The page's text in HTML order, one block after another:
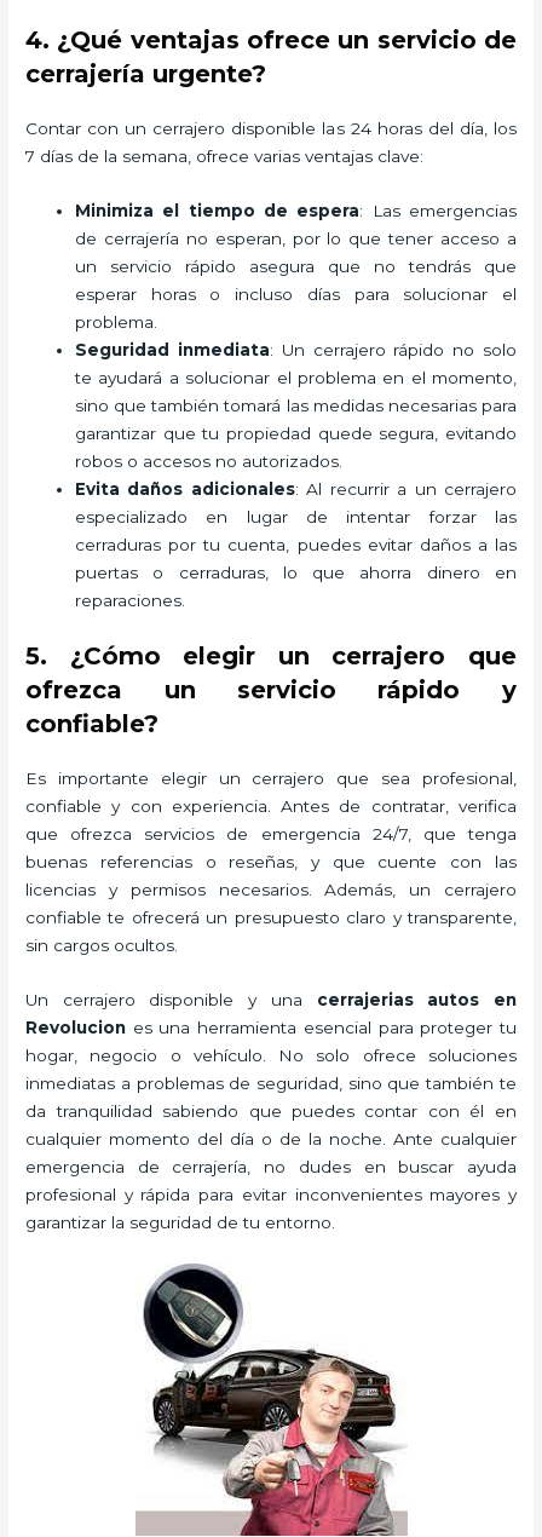
4. ¿Qué ventajas ofrece un servicio de
cerrajería urgente?
Contar con un cerrajero disponible las 24 horas del día, los
7 días de la semana, ofrece varias ventajas clave:
Minimiza el tiempo de espera: Las emergencias
de cerrajería no esperan, por lo que tener acceso a
un servicio rápido asegura que no tendrás que
esperar horas o incluso días para solucionar el
problema.
Seguridad inmediata: Un cerrajero rápido no solo
te ayudará a solucionar el problema en el momento,
sino que también tomará las medidas necesarias para
garantizar que tu propiedad quede segura, evitando
robos o accesos no autorizados.
Evita daños adicionales: Al recurrir a un cerrajero
especializado en lugar de intentar forzar las
cerraduras por tu cuenta, puedes evitar daños a las
puertas o cerraduras, lo que ahorra dinero en
reparaciones.
5. ¿Cómo elegir un cerrajero que
ofrezca un servicio rápido y
confiable?
Es importante elegir un cerrajero que sea profesional,
confiable y con experiencia. Antes de contratar, verifica
que ofrezca servicios de emergencia 24/7, que tenga
buenas referencias o reseñas, y que cuente con las
licencias y permisos necesarios. Además, un cerrajero
confiable te ofrecerá un presupuesto claro y transparente,
sin cargos ocultos.
Un cerrajero disponible y una cerrajerias autos en
Revolucion es una herramienta esencial para proteger tu
hogar, negocio o vehículo. No solo ofrece soluciones
inmediatas a problemas de seguridad, sino que también te
da tranquilidad sabiendo que puedes contar con él en
cualquier momento del día o de la noche. Ante cualquier
emergencia de cerrajería, no dudes en buscar ayuda
profesional y rápida para evitar inconvenientes mayores y
garantizar la seguridad de tu entorno.